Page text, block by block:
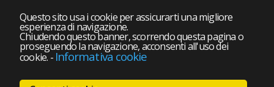
Questo sito usa i cookie per assicurarti una migliore
esperienza di navigazione.
Chiudendo questo banner, scorrendo questa pagina o
proseguendo la navigazione, acconsenti all'uso dei
cookie. - Informativa cookie